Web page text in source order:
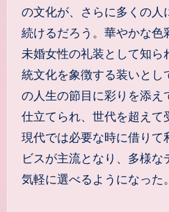
の文化が、さらに多くの人
続けるだろう。華やかな色
未婚女性の礼装として知ら
統文化を象徴する装いとし
の人生の節目に彩りを添え
仕立てられ、世代を超えて
現代では必要な時に借りて
ビスが主流となり、多様な
気軽に選べるようになった。